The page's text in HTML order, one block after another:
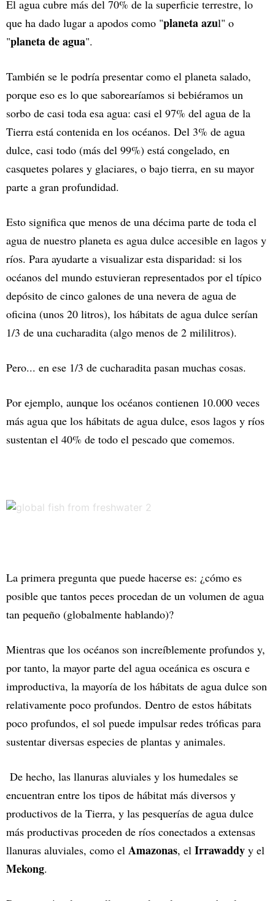
El agua cubre más del 70% de la superficie terrestre, lo
que ha dado lugar a apodos como "planeta azul" o
"planeta de agua".
También se le podría presentar como el planeta salado,
porque eso es lo que saborearíamos si bebiéramos un
sorbo de casi toda esa agua: casi el 97% del agua de la
Tierra está contenida en los océanos. Del 3% de agua
dulce, casi todo (más del 99%) está congelado, en
casquetes polares y glaciares, o bajo tierra, en su mayor
parte a gran profundidad.
Esto significa que menos de una décima parte de toda el
agua de nuestro planeta es agua dulce accesible en lagos y
ríos. Para ayudarte a visualizar esta disparidad: si los
océanos del mundo estuvieran representados por el típico
depósito de cinco galones de una nevera de agua de
oficina (unos 20 litros), los hábitats de agua dulce serían
1/3 de una cucharadita (algo menos de 2 mililitros).
Pero... en ese 1/3 de cucharadita pasan muchas cosas.
Por ejemplo, aunque los océanos contienen 10.000 veces
más agua que los hábitats de agua dulce, esos lagos y ríos
sustentan el 40% de todo el pescado que comemos.
La primera pregunta que puede hacerse es: ¿cómo es
posible que tantos peces procedan de un volumen de agua
tan pequeño (globalmente hablando)?
Mientras que los océanos son increíblemente profundos y,
por tanto, la mayor parte del agua oceánica es oscura e
improductiva, la mayoría de los hábitats de agua dulce son
relativamente poco profundos. Dentro de estos hábitats
poco profundos, el sol puede impulsar redes tróficas para
sustentar diversas especies de plantas y animales.
De hecho, las llanuras aluviales y los humedales se
encuentran entre los tipos de hábitat más diversos y
productivos de la Tierra, y las pesquerías de agua dulce
más productivas proceden de ríos conectados a extensas
llanuras aluviales, como el Amazonas, el Irrawaddy y el
Mekong.